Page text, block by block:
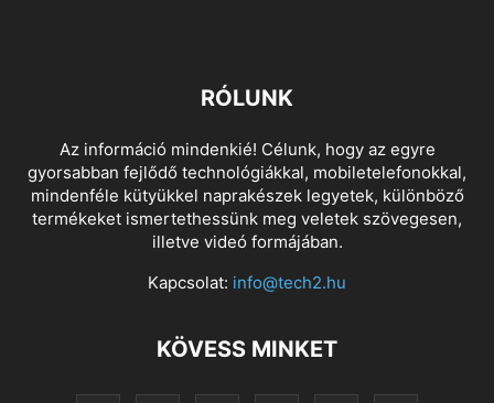
RÓLUNK
Az információ mindenkié! Célunk, hogy az egyre
gyorsabban fejlődő technológiákkal, mobiletelefonokkal,
mindenféle kütyükkel naprakészek legyetek, különböző
termékeket ismertethessünk meg veletek szövegesen,
illetve videó formájában.
Kapcsolat: info@tech2.hu
KÖVESS MINKET